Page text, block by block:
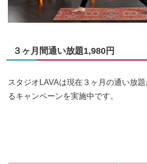
３ヶ月間通い放題1,980円
スタジオLAVAは現在３ヶ月の通い放
るキャンペーンを実施中です。